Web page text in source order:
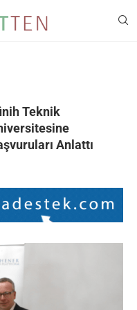
Teknik
Anlattı